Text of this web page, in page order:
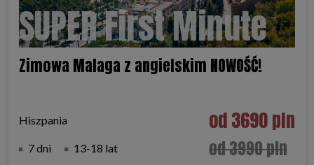
SUPER First Minute
Zimowa Malaga z angielskim NOWOŚĆ!
Hiszpania
7 dni 13-18 lat
od 3690 pln
od 3990 pln